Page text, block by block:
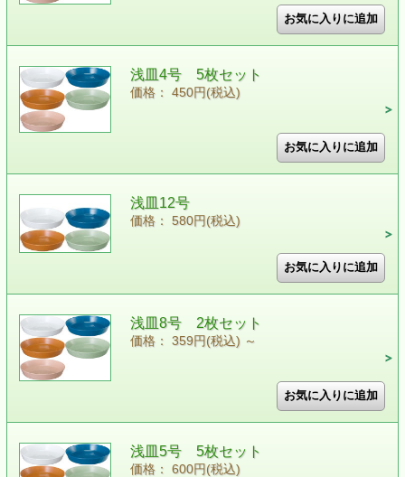
浅皿4号 5枚セット
価格： 450円(税込)
浅皿12号
価格： 580円(税込)
浅皿8号 2枚セット
価格： 359円(税込) ～
浅皿5号 5枚セット
価格： 600円(税込)